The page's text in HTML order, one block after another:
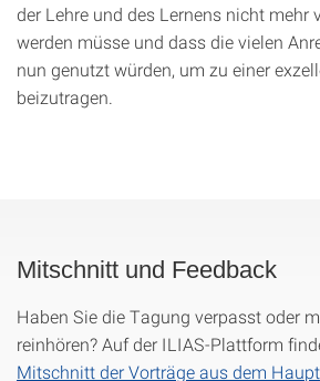
der Lehre und des Lernens nicht mehr
werden müsse und dass die vielen
nun genutzt würden, um zu einer
beizutragen.
Mitschnitt und Feedback
Haben Sie die Tagung verpasst oder
reinhören? Auf der ILIAS-Plattform
Mitschnitt der Vorträge aus dem